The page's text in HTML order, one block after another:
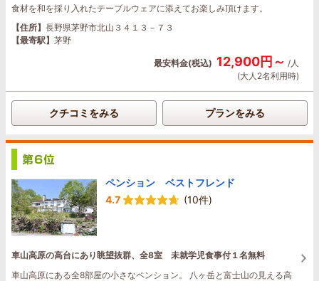
食材を和を採り入れたテーブルウェアに添えてお楽しみ頂けます。
【住所】 長野県茅野市北山３４１３－７３
【最寄駅】 茅野
最安料金(税込) 12,900円～ /人
(大人2名利用時)
クチコミをみる プランをみる
ペンション ベストフレンド
4.7
(10件)
車山高原の高台にあり眺望抜群、全8室 未就学児食事付１名無料
車山高原にある全8部屋の小さなペンション。 八ヶ岳と富士山の見える高